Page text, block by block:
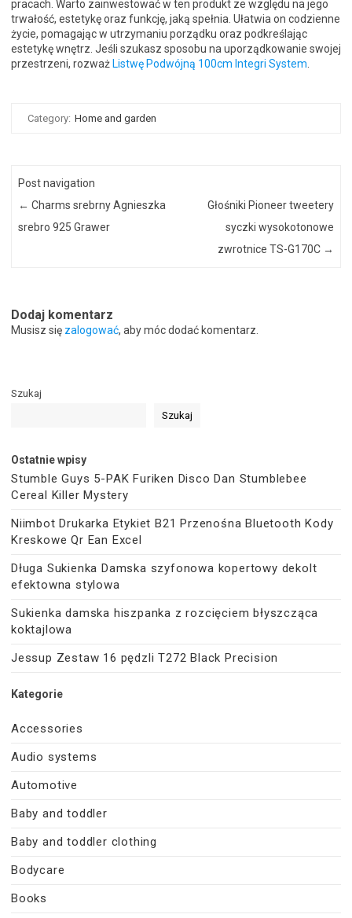
pracach. Warto zainwestować w ten produkt ze względu na jego
trwałość, estetykę oraz funkcję, jaką spełnia. Ułatwia on codzienne
życie, pomagając w utrzymaniu porządku oraz podkreślając
estetykę wnętrz. Jeśli szukasz sposobu na uporządkowanie swojej
przestrzeni, rozważ Listwę Podwójną 100cm Integri System
Category: Home and garden
Post navigation
← Charms srebrny Agnieszka
srebro 925 Grawer
Głośniki Pioneer tweetery
syczki wysokotonowe
zwrotnice TS-G170C →
Dodaj komentarz
Musisz się zalogować, aby móc dodać komentarz.
Szukaj
Szukaj
Ostatnie wpisy
Stumble Guys 5-PAK Furiken Disco Dan Stumblebee
Cereal Killer Mystery
Niimbot Drukarka Etykiet B21 Przenośna Bluetooth Kody
Kreskowe Qr Ean Excel
Długa Sukienka Damska szyfonowa kopertowy dekolt
efektowna stylowa
Sukienka damska hiszpanka z rozcięciem błyszcząca
koktajlowa
Jessup Zestaw 16 pędzli T272 Black Precision
Kategorie
Accessories
Audio systems
Automotive
Baby and toddler
Baby and toddler clothing
Bodycare
Books